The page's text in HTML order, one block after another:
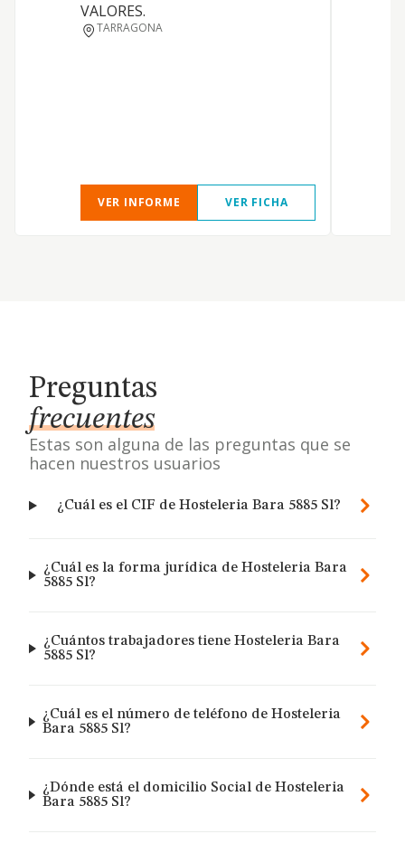
VALORES.
TARRAGONA
VER INFORME VER FICHA
Preguntas
frecuentes
Estas son alguna de las preguntas que se
hacen nuestros usuarios
¿Cuál es el CIF de Hosteleria Bara 5885 Sl?
¿Cuál es la forma jurídica de Hosteleria Bara
5885 Sl?
¿Cuántos trabajadores tiene Hosteleria Bara
5885 Sl?
¿Cuál es el número de teléfono de Hosteleria
Bara 5885 Sl?
¿Dónde está el domicilio Social de Hosteleria
Bara 5885 Sl?